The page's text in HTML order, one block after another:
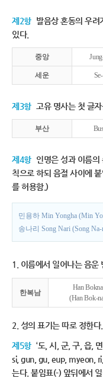
제2항 발음상 혼동의 우려
있다.
중앙
세운
제3항 고유 명사는 첫 글
부산
제4항 인명은 성과 이름의
칙으로 하되 음절 사이에
를 허용함.)
민용하 Min Yongha (Min
송나리 Song Nari (Song
1. 이름에서 일어나는 음운
한복남
Han
(Han Bok-
2. 성의 표기는 따로 정한다.
제5항 ‘도, 시, 군, 구, 읍,
si, gun, gu, eup, myeon,
는다. 붙임표(-) 앞뒤에서